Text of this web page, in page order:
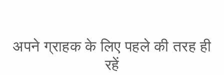
अपने ग्राहक के लिए पहले की तरह ही
रहें